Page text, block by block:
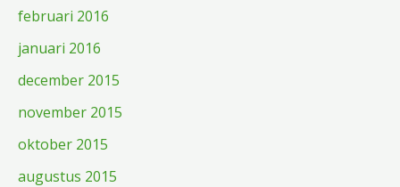
februari 2016
januari 2016
december 2015
november 2015
oktober 2015
augustus 2015